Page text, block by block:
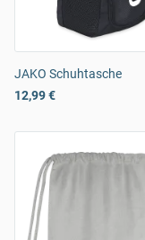
JAKO Schuhtasche
12,99 €